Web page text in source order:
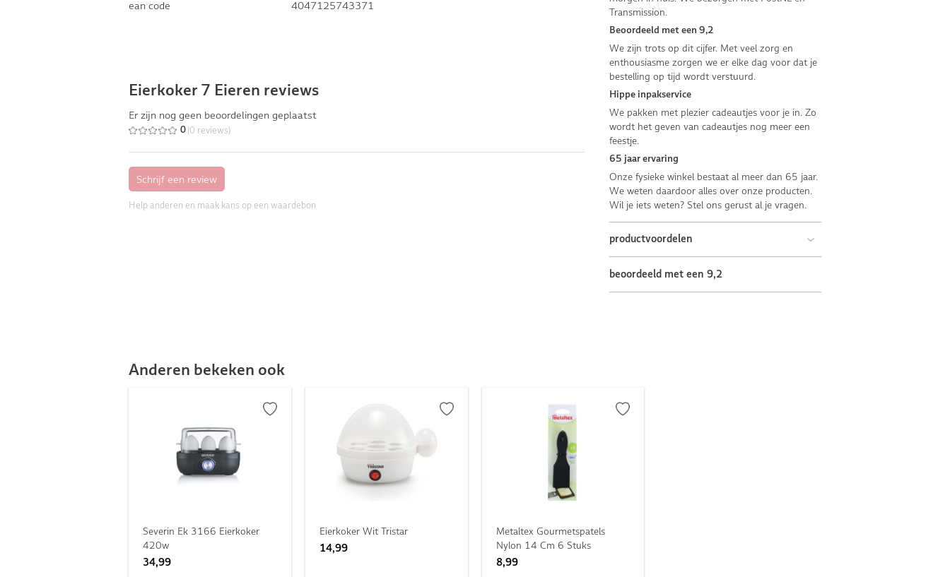
ean code
4047125743371
Eierkoker 7 Eieren reviews
Er zijn nog geen beoordelingen geplaatst
0 (0 reviews)
Help anderen en maak kans op een waardebon
Transmission.
Beoordeeld met een 9,2
We zijn trots op dit cijfer. Met veel zorg en
enthousiasme zorgen we er elke dag voor dat je
bestelling op tijd wordt verstuurd.
Hippe inpakservice
We pakken met plezier cadeautjes voor je in. Zo
wordt het geven van cadeautjes nog meer een
feestje.
65 jaar ervaring
Onze fysieke winkel bestaat al meer dan 65 jaar.
We weten daardoor alles over onze producten.
Wil je iets weten? Stel ons gerust al je vragen.
productvoordelen
beoordeeld met een 9,2
Anderen bekeken ook
Severin Ek 3166 Eierkoker
420w
34,99
Eierkoker Wit Tristar
14,99
Metaltex Gourmetspatels
Nylon 14 Cm 6 Stuks
8,99